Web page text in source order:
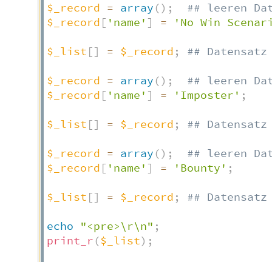
$_record = array () ;
## leeren
$_record [ 'name' ] = 'No Win
$_list [] = $_record ; ##
$_record = array () ;
## leeren
$_record [ 'name' ] = 'Imposter' ;
$_list [] = $_record ; ##
$_record = array () ;
## leeren
$_record [ 'name' ] = 'Bounty' ;
$_list [] = $_record ; ##
echo "<pre>\r\n" ;
print_r ($_list) ;